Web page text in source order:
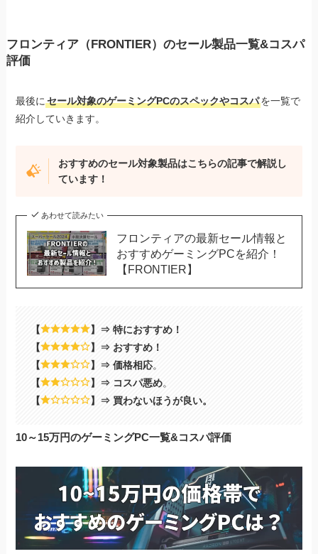
フロンティア（FRONTIER）のセール製品一覧&コスパ
評価
最後にセール対象のゲーミングPCのスペックやコスパを一覧で
紹介していきます。
おすすめのセール対象製品はこちらの記事で解説し
ています！
あわせて読みたい
フロンティアの最新セール情報と
おすすめゲーミングPCを紹介！
【FRONTIER】
【
】⇒ 特におすすめ！
【
】⇒ おすすめ！
【
】⇒ 価格相応。
【
】⇒ コスパ悪め。
【
】⇒ 買わないほうが良い。
10～15万円のゲーミングPC一覧&コスパ評価